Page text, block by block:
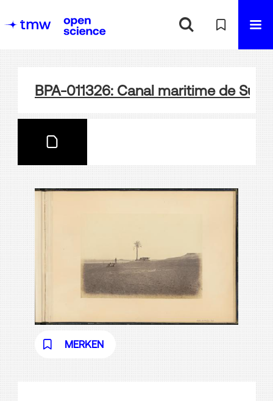
BPA-011326: Canal maritime de Suez
MERKEN